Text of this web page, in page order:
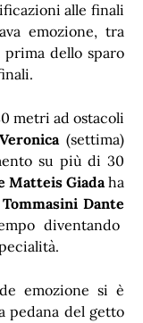
alle finali
emozione, tra
dello sparo
metri ad ostacoli
(settima)
su più di 30
Matteis Giadaha
Tommasini Dante
diventando
emozione si è
pedana del getto